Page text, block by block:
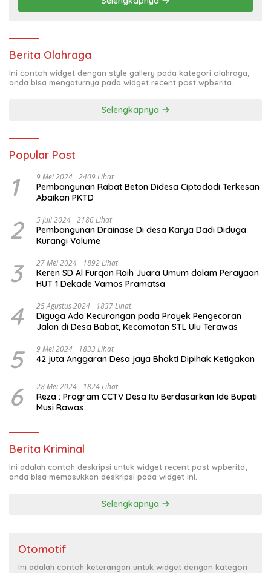
Berita Olahraga
Ini contoh widget dengan style gallery pada kategori olahraga,
anda bisa mengaturnya pada widget recent post wpberita.
Selengkapnya
Popular Post
1 9 Mei 2024 2409 Lihat
Pembangunan Rabat Beton Didesa Ciptodadi Terkesan
Abaikan PKTD
2 5 Juli 2024 2186 Lihat
Pembangunan Drainase Di desa Karya Dadi Diduga
Kurangi Volume
3 27 Mei 2024 1892 Lihat
Keren SD Al Furqon Raih Juara Umum dalam Perayaan
HUT 1 Dekade Vamos Pramatsa
4 25 Agustus 2024 1837 Lihat
Diguga Ada Kecurangan pada Proyek Pengecoran
Jalan di Desa Babat, Kecamatan STL Ulu Terawas
5 9 Mei 2024 1833 Lihat
42 juta Anggaran Desa jaya Bhakti Dipihak Ketigakan
6 28 Mei 2024 1824 Lihat
Reza : Program CCTV Desa Itu Berdasarkan Ide Bupati
Musi Rawas
Berita Kriminal
Ini adalah contoh deskripsi untuk widget recent post wpberita,
anda bisa memasukkan deskripsi pada widget ini.
Selengkapnya
Otomotif
Ini adalah contoh keterangan untuk widget dengan kategori